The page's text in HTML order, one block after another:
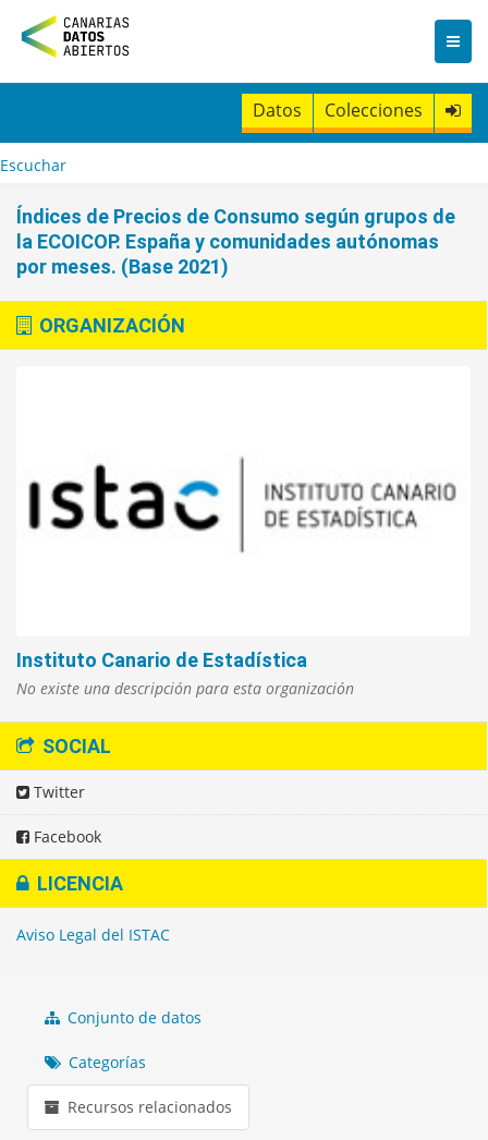
n
t
Datos Colecciones
Escuchar
Índices de Precios de Consumo según grupos de
la ECOICOP. España y comunidades autónomas
por meses. (Base 2021)
ORGANIZACIÓN
Instituto Canario de Estadística
No existe una descripción para esta organización
SOCIAL
Twitter
Facebook
LICENCIA
Aviso Legal del ISTAC
Conjunto de datos
Categorías
Recursos relacionados